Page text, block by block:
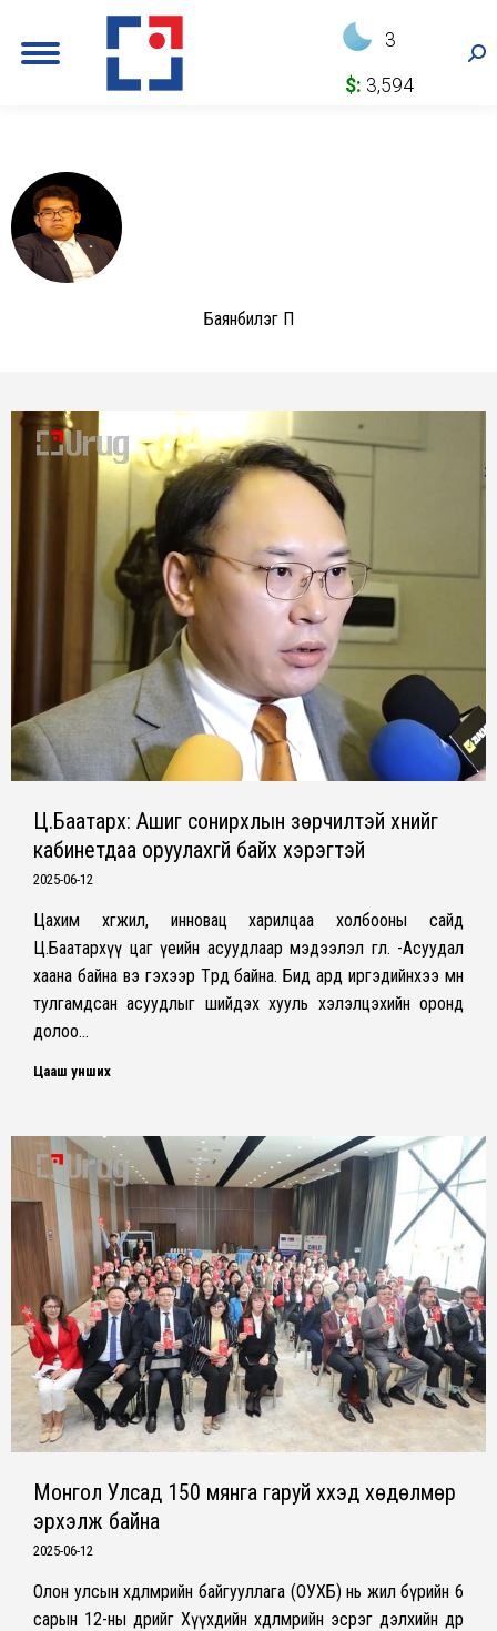
3
$: 3,594
Баянбилэг П
Ц.Баатархүү: Ашиг сонирхлын зөрчилтэй хүнийг
кабинетдаа оруулахгүй байх хэрэгтэй
2025-06-12
Цахим хөгжил, инновац харилцаа холбооны сайд
Ц.Баатархүү цаг үеийн асуудлаар мэдээлэл өглөө. -Асуудал
хаана байна вэ гэхээр Төрд байна. Бид ард иргэдийнхээ өмнө
тулгамдсан асуудлыг шийдэх хууль хэлэлцэхийн оронд
долоо…
Цааш унших
Монгол Улсад 150 мянга гаруй хүүхэд хөдөлмөр
эрхэлж байна
2025-06-12
Олон улсын хөдөлмөрийн байгууллага (ОУХБ) нь жил бүрийн 6
сарын 12-ны өдрийг Хүүхдийн хөдөлмөрийн эсрэг дэлхийн өдөр